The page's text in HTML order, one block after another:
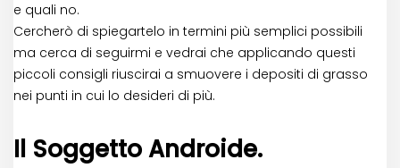
e quali no.
Cercherò di spiegartelo in termini più semplici possibili
ma cerca di seguirmi e vedrai che applicando questi
piccoli consigli riuscirai a smuovere i depositi di grasso
nei punti in cui lo desideri di più.
Il Soggetto Androide.